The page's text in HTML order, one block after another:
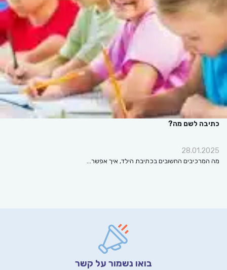
כתיבה לשם מה?
28.01.2025
מה המרכיבים החשובים בכתיבת הילד, איך אפשר…
בואו נשמור על קשר